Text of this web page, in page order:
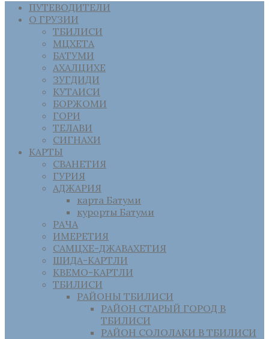
ПУТЕВОДИТЕЛИ
О ГРУЗИИ
ТБИЛИСИ
МЦХЕТА
БАТУМИ
АХАЛЦИХЕ
ЗУГДИДИ
КУТАИСИ
БОРЖОМИ
ГОРИ
ТЕЛАВИ
СИГНАХИ
КАРТЫ
СВАНЕТИЯ
ГУРИЯ
АДЖАРИЯ
карта Батуми
курорты Батуми
РАЧА
ИМЕРЕТИЯ
САМЦХЕ-ДЖАВАХЕТИЯ
ШИДА-КАРТЛИ
КВЕМО-КАРТЛИ
ТБИЛИСИ
РАЙОНЫ ТБИЛИСИ
РАЙОН СТАРЫЙ ГОРОД В
ТБИЛИСИ
РАЙОН СОЛОЛАКИ В ТБИЛИСИ